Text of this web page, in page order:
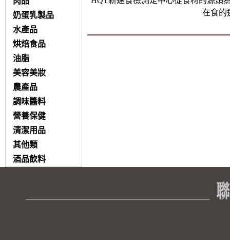
奶蛋乳製品
水產品
烘焙食品
油脂
美容美妝
農產品
調味醬料
營養保健
清潔用品
其他類
酒品飲料
在食的